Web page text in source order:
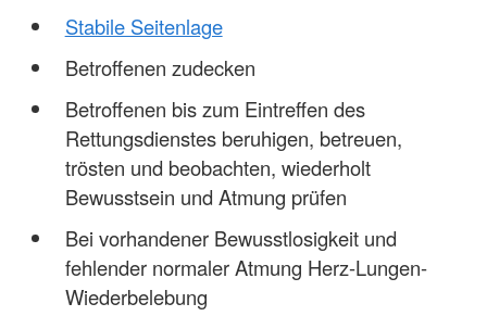
Stabile Seitenlage
Betroffenen zudecken
Betroffenen bis zum Eintreffen des
Rettungsdienstes beruhigen, betreuen,
trösten und beobachten, wiederholt
Bewusstsein und Atmung prüfen
Bei vorhandener Bewusstlosigkeit und
fehlender normaler Atmung Herz-Lungen-
Wiederbelebung